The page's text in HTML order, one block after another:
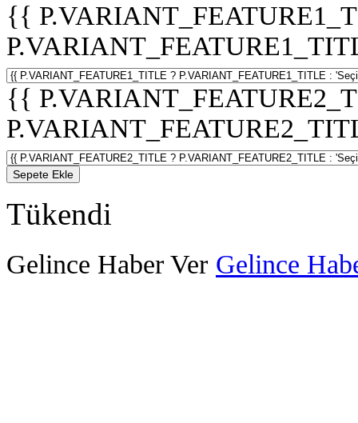
{{
{{
Sepete Ekle
Tükendi
Gelince Haber Ver Gelince